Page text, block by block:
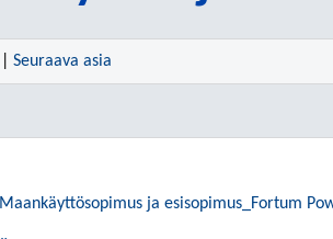
Seuraava asia
Maankäyttösopimus ja esisopimus_Fortum